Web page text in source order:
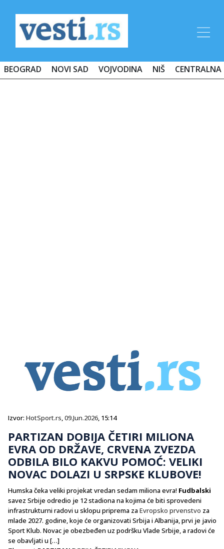
BEOGRAD NOVI SAD VOJVODINA NIŠ CENTRALNA
Izvor: HotSport.rs,09.Jun.2026, 15:14
PARTIZAN DOBIJA ČETIRI MILIONA
EVRA OD DRŽAVE, CRVENA ZVEZDA
ODBILA BILO KAKVU POMOĆ: VELIKI
NOVAC DOLAZI U SRPSKE KLUBOVE!
Humska čeka veliki projekat vredan sedam miliona evra! Fudbalski
savez Srbije odredio je 12 stadiona na kojima će biti sprovedeni
infrastrukturni radovi u sklopu priprema za Evropsko prvenstvo za
mlade 2027. godine, koje će organizovati Srbija i Albanija, prvi je javio
Sport Klub. Novac je obezbeđen uz podršku Vlade Srbije, a radovi će
se obavljati u […]